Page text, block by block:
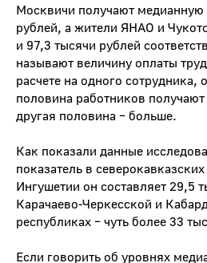
Москвичи получают медианную
рублей, а жители ЯНАО и
и 97,3 тысячи рублей
называют величину оплаты
расчете на одного сотрудника,
половина работников
другая половина – больше.
Как показали данные
показатель в
Ингушетии он составляет 29,5
Карачаево-Черкесской и
республиках – чуть более 33
Если говорить об уровнях